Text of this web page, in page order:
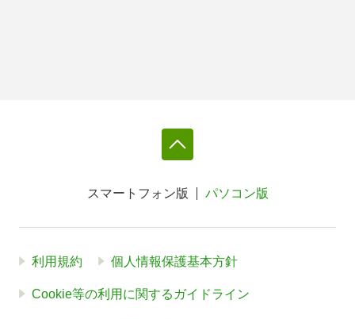
スマートフォン版 パソコン版
利用規約 個人情報保護基本方針
Cookie等の利用に関するガイドライン